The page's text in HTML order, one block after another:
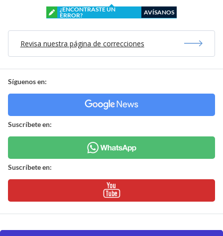
¿ENCONTRASTE UN
ERROR?
AVÍSANOS
Revisa nuestra página de correcciones
Síguenos en:
Suscríbete en:
Suscríbete en: